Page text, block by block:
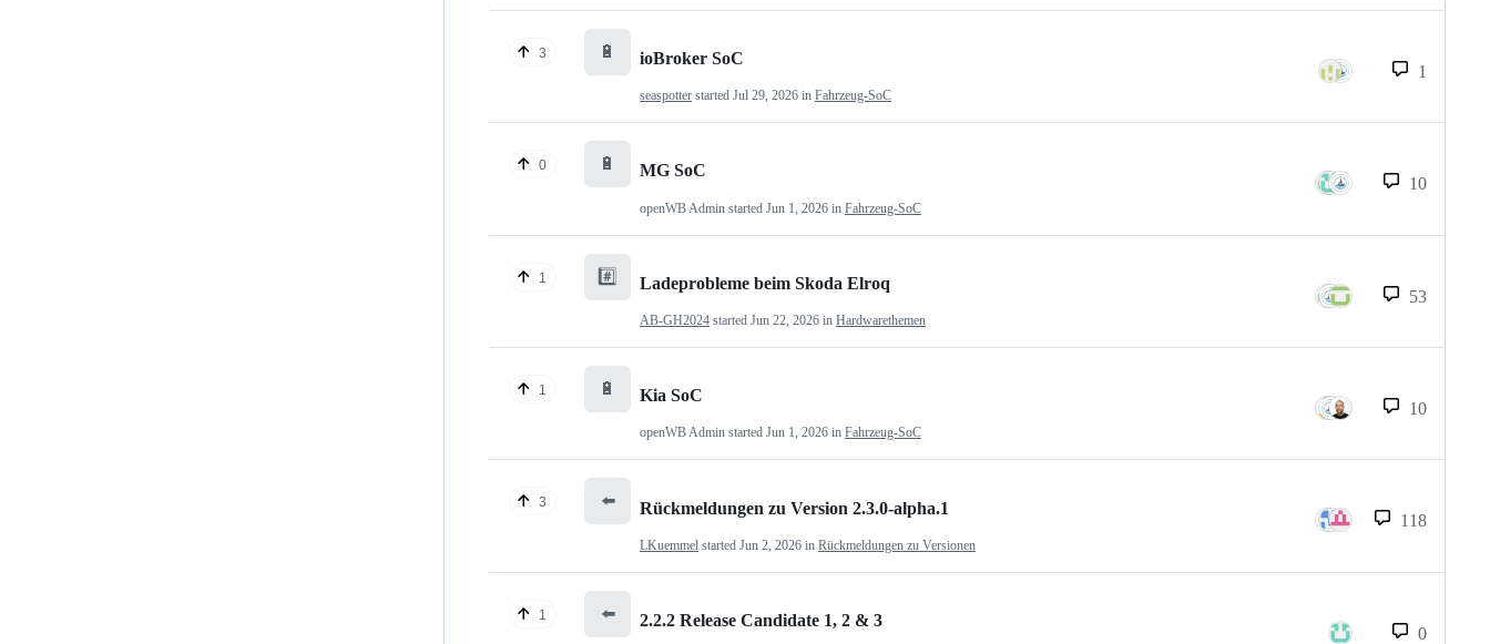
3 🔋 ioBroker SoC
seaspotter started Jul 29, 2026 in Fahrzeug-SoC
1
0 🔋 MG SoC
openWB Admin started Jun 1, 2026 in Fahrzeug-SoC
10
1 #️⃣ Ladeprobleme beim Skoda Elroq
AB-GH2024 started Jun 22, 2026 in Hardwarethemen
53
1 🔋 Kia SoC
openWB Admin started Jun 1, 2026 in Fahrzeug-SoC
10
3 ⬅️ Rückmeldungen zu Version 2.3.0-alpha.1
LKuemmel started Jun 2, 2026 in Rückmeldungen zu Versionen
118
1 ⬅️ 2.2.2 Release Candidate 1, 2 & 3
0